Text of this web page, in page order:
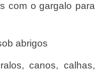
abrigos